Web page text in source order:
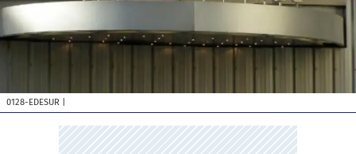
0128-EDESUR